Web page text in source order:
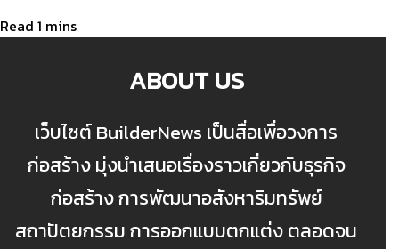
ABOUT US
เว็บไซต์ BuilderNews เป็นสื่อเพื่อวงการ
ก่อสร้าง มุ่งนำเสนอเรื่องราวเกี่ยวกับธุรกิจ
ก่อสร้าง การพัฒนาอสังหาริมทรัพย์
สถาปัตยกรรม การออกแบบตกแต่ง ตลอดจน